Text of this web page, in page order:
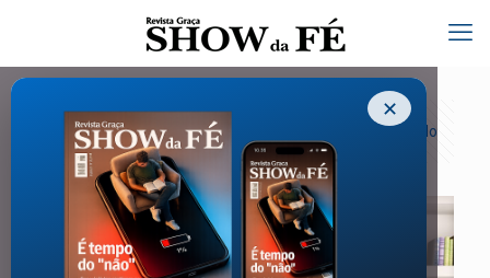
✕
Categorias Tags Exibir tudo